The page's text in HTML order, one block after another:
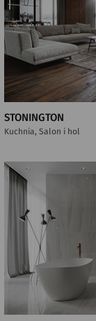
STONINGTON
Kuchnia, Salon i hol